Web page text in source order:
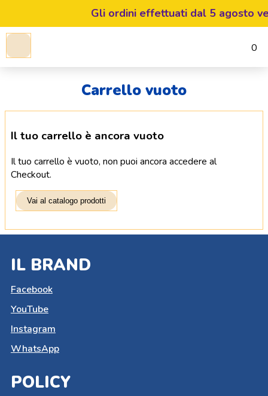
Gli ordini effettuati dal 5 agosto
0
Carrello vuoto
Il tuo carrello è ancora vuoto
Il tuo carrello è vuoto, non puoi ancora accedere al
Checkout.
IL BRAND
Facebook
YouTube
Instagram
WhatsApp
POLICY